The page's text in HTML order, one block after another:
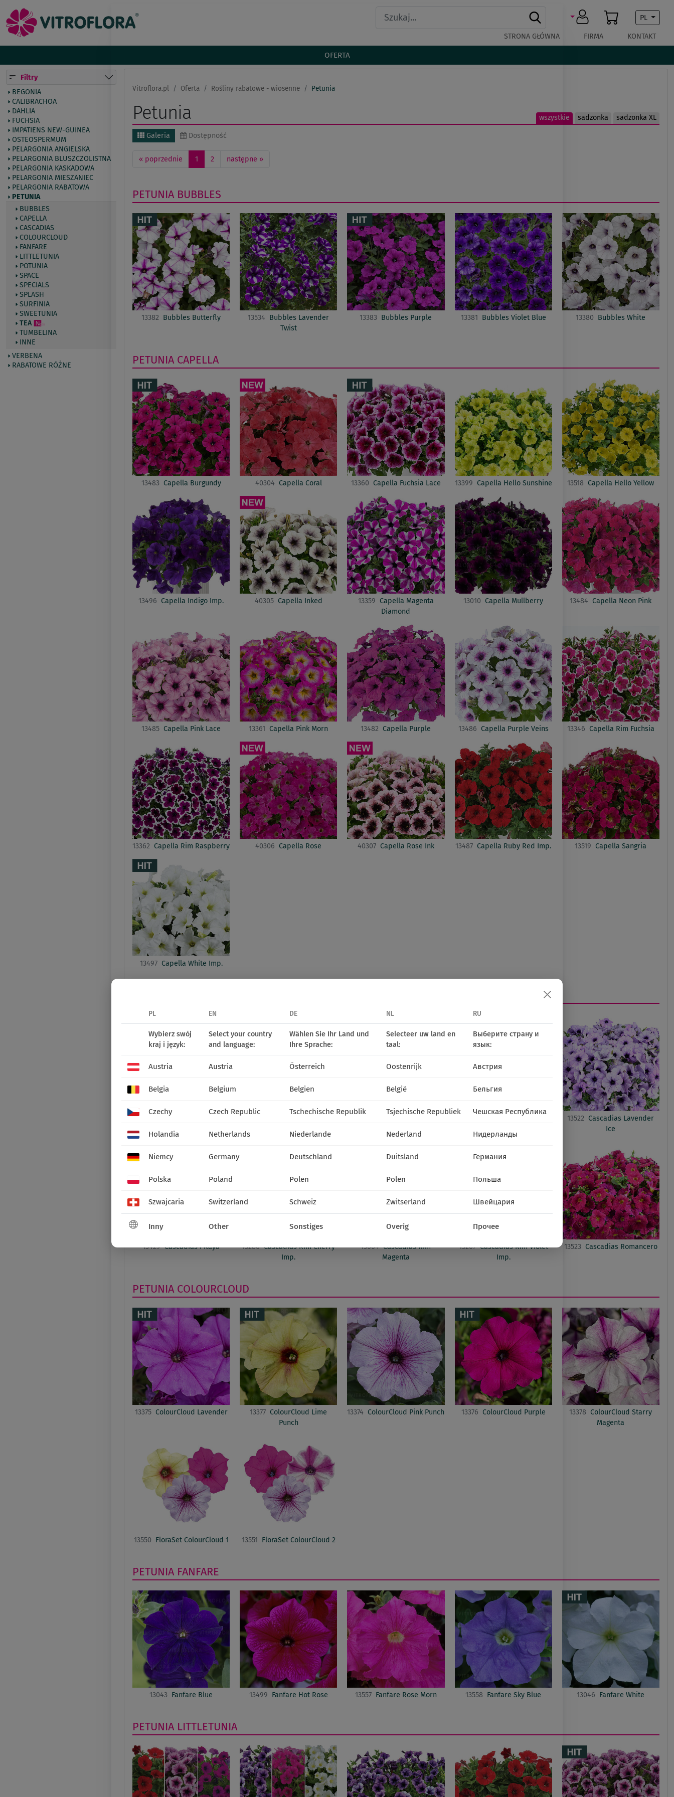
PL
STRONA GŁÓWNA FIRMA KONTAKT
OFERTA
Filtry
BEGONIA
CALIBRACHOA
DAHLIA
FUCHSIA
IMPATIENS NEW-GUINEA
OSTEOSPERMUM
PELARGONIA ANGIELSKA
PELARGONIA BLUSZCZOLISTNA
PELARGONIA KASKADOWA
PELARGONIA MIESZANIEC
PELARGONIA RABATOWA
PETUNIA
BUBBLES
CAPELLA
CASCADIAS
COLOURCLOUD
FANFARE
LITTLETUNIA
POTUNIA
SPACE
SPECIALS
SPLASH
SURFINIA
SWEETUNIA
TEA
TUMBELINA
INNE
VERBENA
RABATOWE RÓŻNE
Vitroflora.pl Oferta Rośliny rabatowe - wiosenne Petunia
wszystkie sadzonka sadzonka XL
Petunia
Galeria Dostępność
« poprzednie 1 2 następne »
PETUNIA BUBBLES
13382 Bubbles Butterfly 13534 Bubbles Lavender
Twist
13383 Bubbles Purple 13381 Bubbles Violet Blue 13380 Bubbles White
PETUNIA CAPELLA
13483 Capella Burgundy 40304 Capella Coral 13360 Capella Fuchsia Lace 13399 Capella Hello Sunshine 13518 Capella Hello Yellow
13496 Capella Indigo Imp. 40305 Capella Inked 13359 Capella Magenta
Diamond
13010 Capella Mullberry 13484 Capella Neon Pink
13485 Capella Pink Lace 13361 Capella Pink Morn 13482 Capella Purple 13486 Capella Purple Veins 13346 Capella Rim Fuchsia
13362 Capella Rim Raspberry 40306 Capella Rose 40307 Capella Rose Ink 13487 Capella Ruby Red Imp. 13519 Capella Sangria
13497 Capella White Imp.
13224
Cascadias Bicolour
Cabernet
Cascadias Fuchsia
Cascadias Iceberg 13522 Cascadias Lavender
Ice
13429 Cascadias Pitaya 13286 Cascadias Rim Cherry
Imp.
13064 Cascadias Rim
Magenta
13267 Cascadias Rim Violet
Imp.
13523 Cascadias Romancero
PETUNIA COLOURCLOUD
13375 ColourCloud Lavender 13377 ColourCloud Lime
Punch
13374 ColourCloud Pink Punch 13376 ColourCloud Purple 13378 ColourCloud Starry
Magenta
13550 FloraSet ColourCloud 1 13551 FloraSet ColourCloud 2
PETUNIA FANFARE
13043 Fanfare Blue 13499 Fanfare Hot Rose 13557 Fanfare Rose Morn 13558 Fanfare Sky Blue 13046 Fanfare White
PETUNIA LITTLETUNIA
PL EN DE NL RU
Wybierz swój
kraj i język:
Select your country
and language:
Wählen Sie Ihr Land und
Ihre Sprache:
Selecteer uw land en
taal:
Выберите страну и
язык:
Austria Austria Österreich Oostenrijk Австрия
Belgia Belgium Belgien België Бельгия
Czechy Czech Republic Tschechische Republik Tsjechische Republiek Чешская Республика
Holandia Netherlands Niederlande Nederland Нидерланды
Niemcy Germany Deutschland Duitsland Германия
Polska Poland Polen Polen Польша
Szwajcaria Switzerland Schweiz Zwitserland Швейцария
Inny Other Sonstiges Overig Прочее